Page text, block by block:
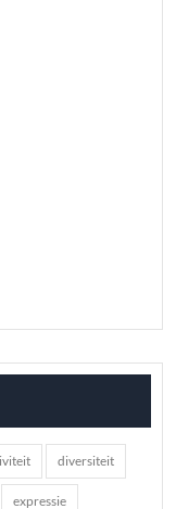
diversiteit
expressie